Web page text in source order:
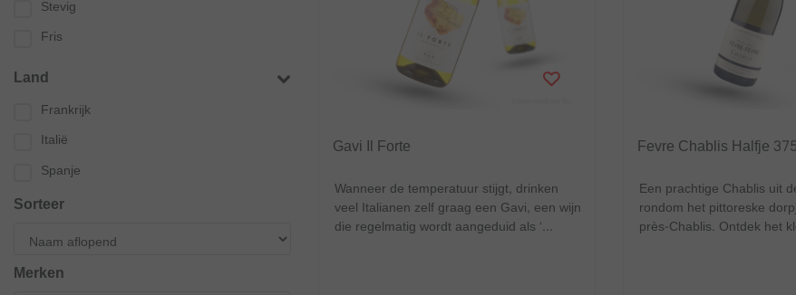
Stevig
Fris
Land
Frankrijk
Italië
Spanje
Sorteer
Merken
Gavi Il Forte
Wanneer de temperatuur stijgt, drinken
veel Italianen zelf graag een Gavi, een wijn
die regelmatig wordt aangeduid als ‘...
Fevre Chablis Halfje
Een prachtige Chablis uit
rondom het pittoreske
près-Chablis. Ontdek het